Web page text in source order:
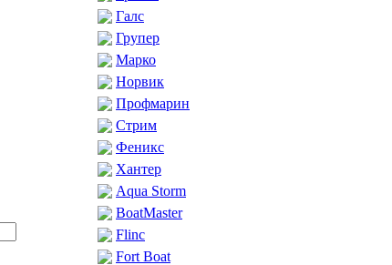
Галс
Групер
Марко
Норвик
Профмарин
Стрим
Феникс
Хантер
Aqua Storm
BoatMaster
Flinc
Fort Boat